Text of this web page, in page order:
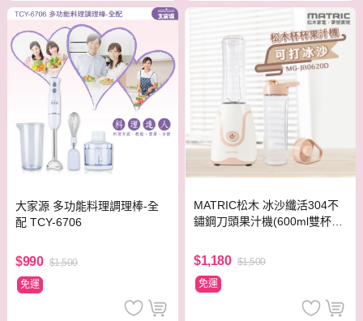
大家源 多功能料理調理棒-全
配 TCY-6706
$990 $1,500
免運
MATRIC松木 冰沙纖活304不
鏽鋼刀頭果汁機(600ml雙杯組)
$1,180 $1,500
免運